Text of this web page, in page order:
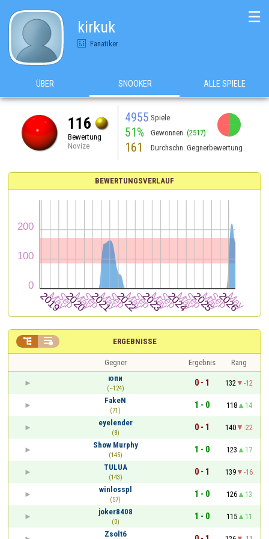
kirkuk
Fanatiker
☰
ÜBER SNOOKER ALLE SPIELE
116
Bewertung
Novize
4955 Spiele
51% Gewonnen (2517)
161 Durchschn. Gegnerbewertung
BEWERTUNGSVERLAUF
ERGEBNISSE
 
Gegner Ergebnis
Rang
юпи
(~124)
0 - 1 132
-12
FakeN
(71)
1 - 0 118
14
eyelender
(8)
0 - 1 140
-22
Show Murphy
(145)
1 - 0 123
17
TULUA
(143)
0 - 1 139
-16
winlosspl
(57)
1 - 0 126
13
joker8408
(0)
1 - 0 115
11
Zsolt6